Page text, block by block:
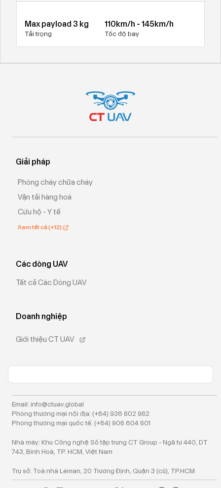
Max payload 3 kg
Tải trọng
110km/h - 145km/h
Tốc độ bay
Giải pháp
Phòng cháy chữa cháy
Vận tải hàng hoá
Cứu hộ - Y tế
Xem tất cả (+12)
Các dòng UAV
Tất cả Các Dòng UAV
Doanh nghiệp
Giới thiệu CT UAV
Email: info@ctuav.global
Phòng thương mại nội địa: (+84) 938 602 962
Phòng thương mại quốc tế: (+84) 906 804 601
Nhà máy: Khu Công nghệ Số tập trung CT Group - Ngã tư 440, DT
743, Bình Hoà, TP. HCM, Việt Nam
Trụ sở: Toà nhà Léman, 20 Trương Định, Quận 3 (cũ), TP.HCM